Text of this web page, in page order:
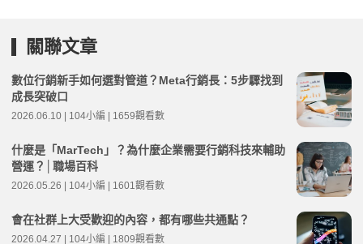
關聯文章
數位行銷新手如何選對管道？Meta行銷長：5步驟找到
成長突破口
2026.06.10 | 104小編 | 1659觀看數
什麼是「MarTech」？為什麼企業需要行銷科技來輔助
營運？│職場百科
2026.05.26 | 104小編 | 1601觀看數
會在社群上大受歡迎的內容，都有哪些共通點？
2026.04.27 | 104小編 | 1809觀看數